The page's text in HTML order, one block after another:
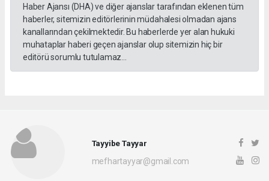
Haber Ajansı (DHA) ve diğer ajanslar tarafından eklenen tüm
haberler, sitemizin editörlerinin müdahalesi olmadan ajans
kanallarından çekilmektedir. Bu haberlerde yer alan hukuki
muhataplar haberi geçen ajanslar olup sitemizin hiç bir
editörü sorumlu tutulamaz...
Tayyibe Tayyar
mefhartayyar@gmail.com